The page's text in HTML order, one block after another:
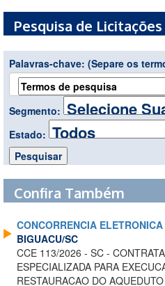
Pesquisa de Licitações
Palavras-chave: (Separe os
Segmento:
Estado:
Confira Também
CONCORRENCIA ELETRONICA
BIGUACU/SC
CCE 113/2026 - SC -
ESPECIALIZADA PARA
RESTAURACAO DO